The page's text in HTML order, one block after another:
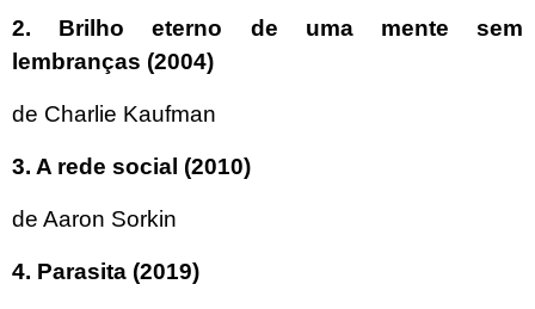
2. Brilho eterno de uma mente sem
lembranças (2004)
de Charlie Kaufman
3. A rede social (2010)
de Aaron Sorkin
4. Parasita (2019)